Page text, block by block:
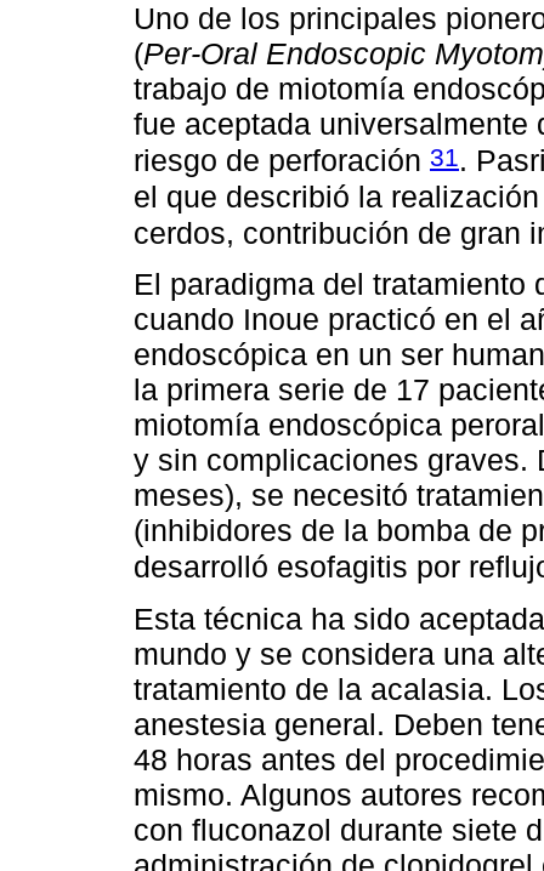
Uno de los principales
(Per-Oral Endoscopic
trabajo de miotomía
fue aceptada universalmente
riesgo de perforación 31 .
el que describió la
cerdos, contribución de gran
El paradigma del tratamiento
cuando Inoue practicó en el
endoscópica en un ser
la primera serie de 17
miotomía endoscópica
y sin complicaciones graves.
meses), se necesitó
(inhibidores de la bomba de
desarrolló esofagitis por
Esta técnica ha sido
mundo y se considera una
tratamiento de la acalasia.
anestesia general. Deben
48 horas antes del
mismo. Algunos autores
con fluconazol durante siete